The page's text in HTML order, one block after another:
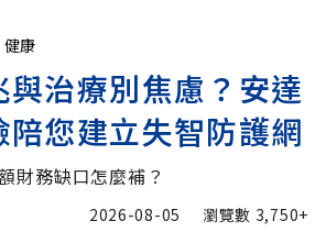
健康
與治療別焦慮？安達
陪您建立失智防護網
財務缺口怎麼補？
2026-08-05 瀏覽數 3,750+